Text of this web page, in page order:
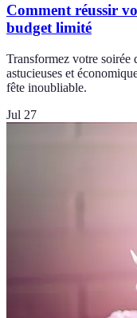
Comment réussir
budget limité
Transformez votre soirée
astucieuses et
fête inoubliable.
Jul 27